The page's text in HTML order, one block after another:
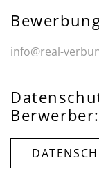
info@real-